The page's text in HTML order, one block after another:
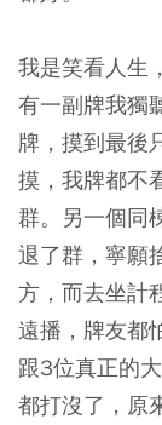
我是笑看人生
有一副牌我獨
牌，摸到最後
摸，我牌都不
群。另一個同
退了群，寧願
方，而去坐計
遠播，牌友都
跟3位真正的
都打沒了，原